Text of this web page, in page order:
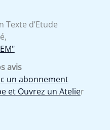
Texte d’Etude
avis
un abonnement
et Ouvrez un Atelier